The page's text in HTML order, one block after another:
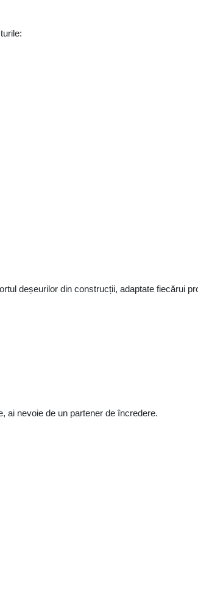
deșeurilor din construcții, adaptate fiecărui
ai nevoie de un partener de încredere.